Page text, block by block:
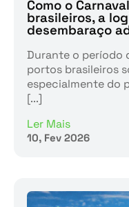
Como o
brasileiros, a
desembaraço
Durante o período
portos brasileiros
especialmente do
[...]
Ler Mais
10, Fev 2026